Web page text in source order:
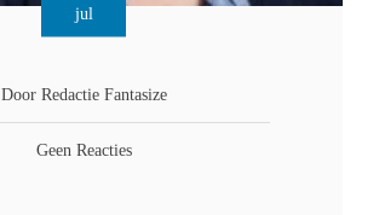
jul
Door Redactie Fantasize
Geen Reacties